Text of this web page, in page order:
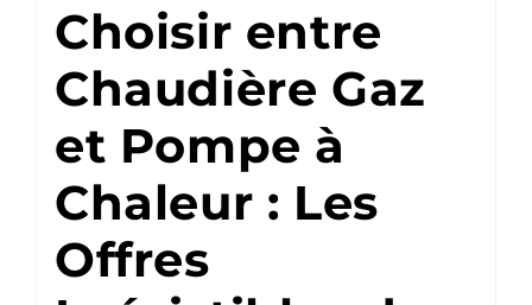
Choisir entre
Chaudière Gaz
et Pompe à
Chaleur : Les
Offres